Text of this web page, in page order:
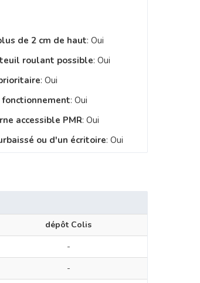
de 2 cm de haut: Oui
roulant possible: Oui
: Oui
: Oui
accessible PMR: Oui
ou d'un écritoire: Oui
dépôt Colis
-
-